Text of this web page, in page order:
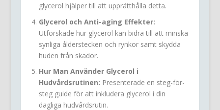
glycerol hjälper till att upprätthålla detta.
Glycerol och Anti-aging Effekter:
Utforskade hur glycerol kan bidra till att minska
synliga ålderstecken och rynkor samt skydda
huden från skador.
Hur Man Använder Glycerol i
Hudvårdsrutinen: Presenterade en steg-för-
steg guide för att inkludera glycerol i din
dagliga hudvårdsrutin.